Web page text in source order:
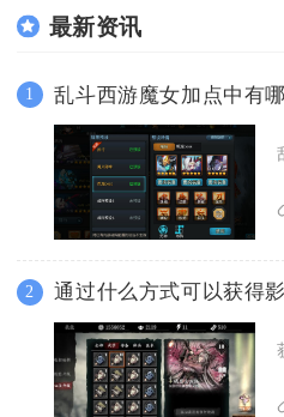
最新资讯
1 乱斗西游魔女加点中有
2 通过什么方式可以获得